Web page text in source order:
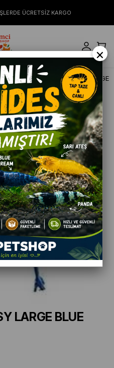
ÜCRETSİZ KARGO
TOYZ GRİNZ FLOSSY LARGE
LARGE BLUE
×